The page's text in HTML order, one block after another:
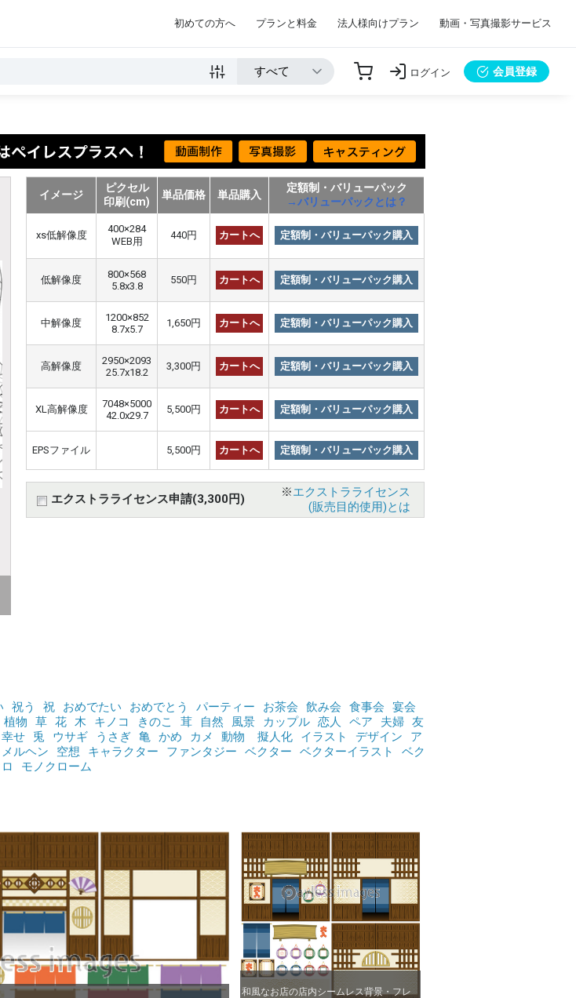
初めての方へ プランと料金 法人様向けプラン 動画・写真撮影サービス
ログイン 会員登録
イメージ
ピクセル
印刷(cm)
単品価格 単品購入
定額制・バリューパック
→バリューパックとは？
xs低解像度
400×284
WEB用
440円 カートへ 定額制・バリューパック購入
低解像度
800×568
5.8x3.8
550円 カートへ 定額制・バリューパック購入
中解像度
1200×852
8.7x5.7
1,650円 カートへ 定額制・バリューパック購入
高解像度
2950×2093
25.7x18.2
3,300円 カートへ 定額制・バリューパック購入
XL高解像度
7048×5000
42.0x29.7
5,500円 カートへ 定額制・バリューパック購入
EPSファイル 5,500円 カートへ 定額制・バリューパック購入
エクストラライセンス申請(3,300円) ※エクストラライセンス
(販売目的使用)とは
祝う 祝 おめでたい おめでとう パーティー お茶会 飲み会 食事会
宴会
植物 草 花 木 キノコ きのこ 茸 自然 風景 カップル 恋人 ペア 夫婦 友
幸せ 兎 ウサギ うさぎ 亀 かめ カメ 動物 擬人化 イラスト デザイン
ア
メルヘン 空想 キャラクター ファンタジー ベクター ベクターイラスト
ベク
モノクローム
和風なお店の店内シームレス背景・フレ
和風なお店の店内シームレス背景・フレ